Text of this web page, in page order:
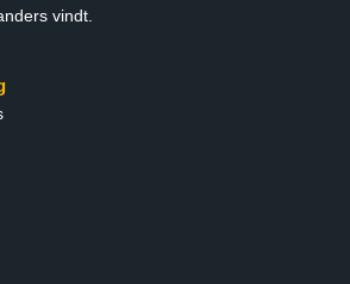
vindt.